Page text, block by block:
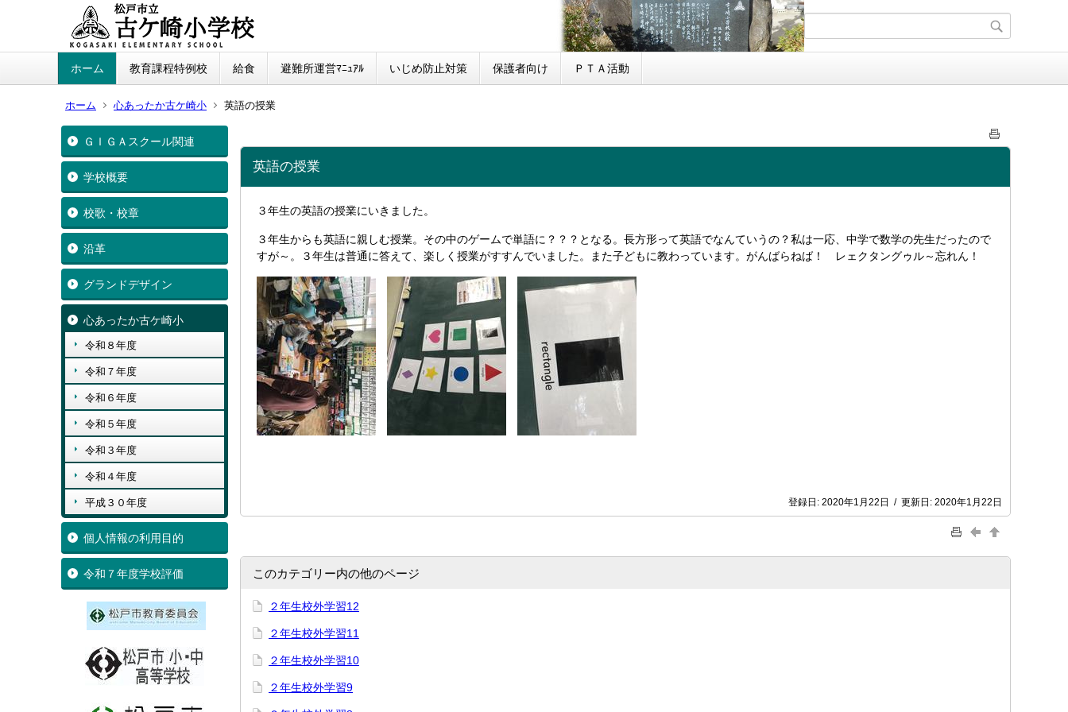
ホーム 教育課程特例校 給食 避難所運営ﾏﾆｭｱﾙ いじめ防止対策 保護者向け ＰＴＡ活動
ホーム 心あったか古ケ崎小 英語の授業
ＧＩＧＡスクール関連
学校概要
校歌・校章
沿革
グランドデザイン
心あったか古ケ崎小
令和８年度
令和７年度
令和６年度
令和５年度
令和３年度
令和４年度
平成３０年度
個人情報の利用目的
令和７年度学校評価
英語の授業
３年生の英語の授業にいきました。
３年生からも英語に親しむ授業。その中のゲームで単語に？？？となる。長方形って英語でなんていうの？私は一応、中学で数学の先生だったので
すが～。３年生は普通に答えて、楽しく授業がすすんでいました。また子どもに教わっています。がんばらねば！ レェクタングゥル～忘れん！
登録日: 2020年1月22日 / 更新日: 2020年1月22日
このカテゴリー内の他のページ
２年生校外学習12
２年生校外学習11
２年生校外学習10
２年生校外学習9